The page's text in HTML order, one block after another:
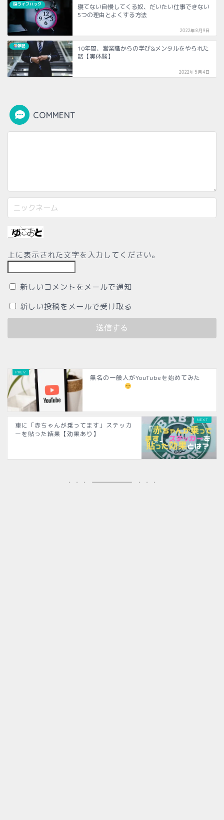
🖼ライフハック
寝てない自慢してくる奴、だいたい仕事できない
5つの理由とよくする方法
2022年8月9日
雑記
10年間、営業職からの学び&メンタルをやられた
話【実体験】
2022年5月4日
COMMENT
上に表示された文字を入力してください。
新しいコメントをメールで通知
新しい投稿をメールで受け取る
無名の一般人がYouTubeを始めてみた
車に「赤ちゃんが乗ってます」ステッカ
ーを貼った結果【効果あり】